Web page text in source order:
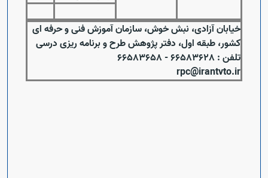
خیابان آزادی، نبش خوش، سازمان آموزش فنی و حرفه ای
کشور، طبقه اول، دفتر پژوهش طرح و برنامه ریزی درسی
تلفن : 66583628 - 66583658
rpc@irantvto.ir